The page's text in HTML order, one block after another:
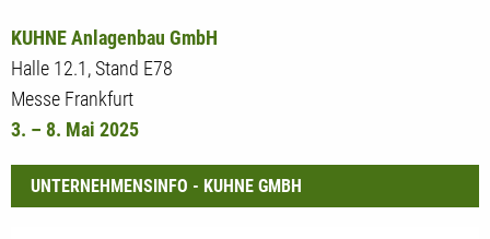
KUHNE Anlagenbau GmbH
Halle 12.1, Stand E78
Messe Frankfurt
3. – 8. Mai 2025
UNTERNEHMENSINFO - KUHNE GMBH